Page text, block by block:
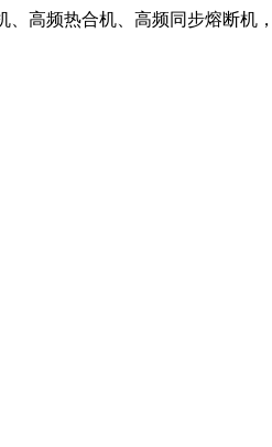
高频热合机、高频同步熔断机